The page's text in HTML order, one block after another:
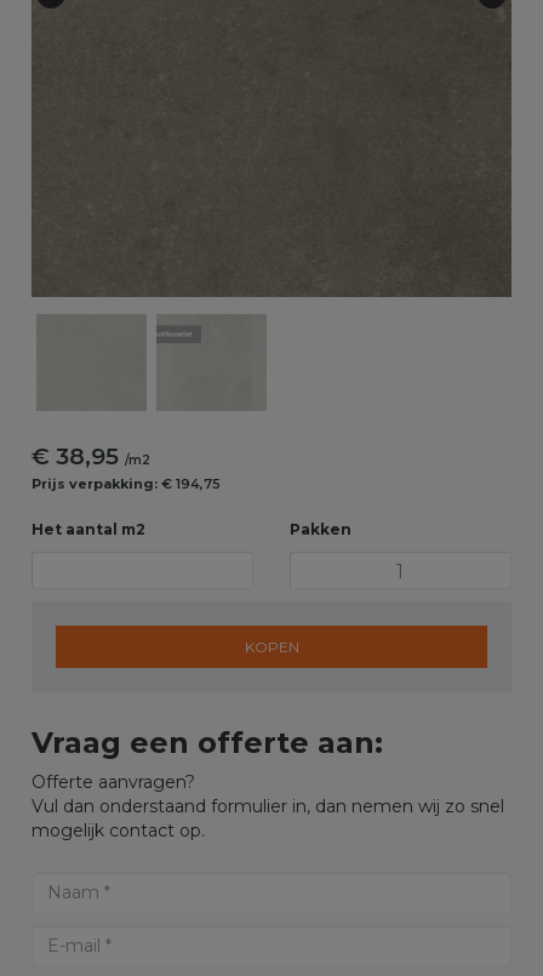
€ 38,95/m2
Prijs verpakking: € 194,75
Het aantal m2 Pakken
KOPEN
Vraag een offerte aan:
Offerte aanvragen?
Vul dan onderstaand formulier in, dan nemen wij zo snel
mogelijk contact op.